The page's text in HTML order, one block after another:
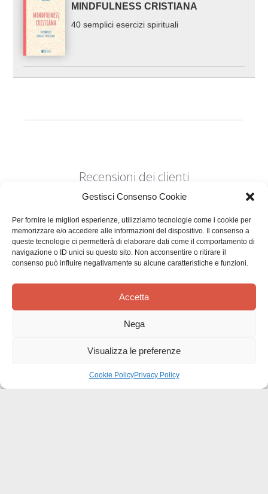
Gestisci Consenso Cookie
Per fornire le migliori esperienze, utilizziamo tecnologie come i cookie per
memorizzare e/o accedere alle informazioni del dispositivo. Il consenso a
queste tecnologie ci permetterà di elaborare dati come il comportamento di
navigazione o ID unici su questo sito. Non acconsentire o ritirare il
consenso può influire negativamente su alcune caratteristiche e funzioni.
Accetta
Nega
Visualizza le preferenze
Cookie PolicyPrivacy Policy
MINDFULNESS CRISTIANA
40 semplici esercizi spirituali
Recensioni dei clienti
Siamo in cerca di stelle!
Comunicaci cosa ne pensi
recensione